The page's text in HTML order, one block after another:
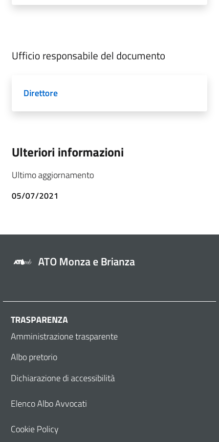
Ufficio responsabile del documento
Direttore
Ulteriori informazioni
Ultimo aggiornamento
05/07/2021
ATO Monza e Brianza
TRASPARENZA
Amministrazione trasparente
Albo pretorio
Dichiarazione di accessibilità
Elenco Albo Avvocati
Cookie Policy